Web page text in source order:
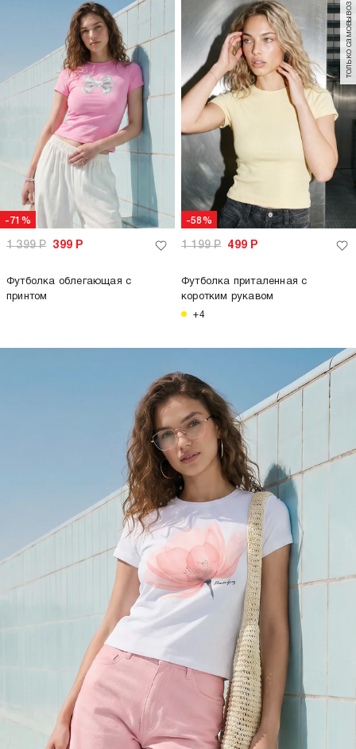
-71%
1 399Р 399 Р
Футболка облегающая с
принтом
-58%
только самовывоз
1 199Р 499 Р
Футболка приталенная с
коротким рукавом
+4